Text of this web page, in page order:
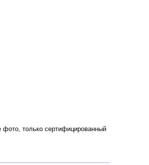
фото, только сертифицированный